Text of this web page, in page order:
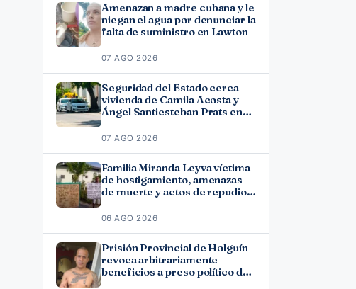
Amenazan a madre cubana y le
niegan el agua por denunciar la
falta de suministro en Lawton
07 AGO 2026
Seguridad del Estado cerca
vivienda de Camila Acosta y
Ángel Santiesteban Prats en
07 AGO 2026
Familia Miranda Leyva víctima
de hostigamiento, amenazas
de muerte y actos de repudio
06 AGO 2026
Prisión Provincial de Holguín
revoca arbitrariamente
beneficios a preso político del